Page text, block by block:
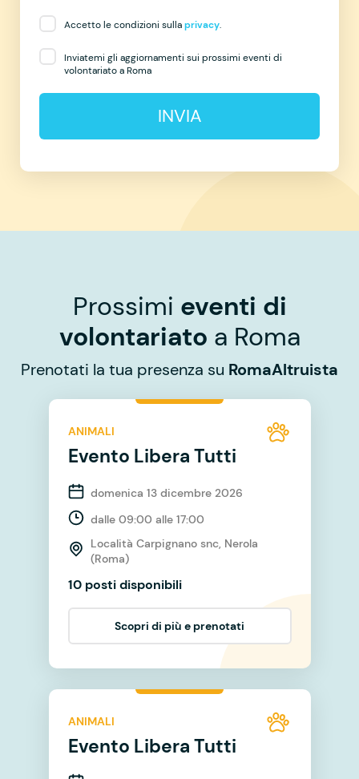
Accetto le condizioni sullaprivacy.
Inviatemi gli aggiornamenti sui prossimi eventi di
volontariato a Roma
INVIA
Prossimi eventi di
volontariato a Roma
Prenotati la tua presenza su RomaAltruista
ANIMALI
Evento Libera Tutti
domenica 13 dicembre 2026
dalle 09:00 alle 17:00
Località Carpignano snc, Nerola
(Roma)
10 posti disponibili
Scopri di più e prenotati
ANIMALI
Evento Libera Tutti